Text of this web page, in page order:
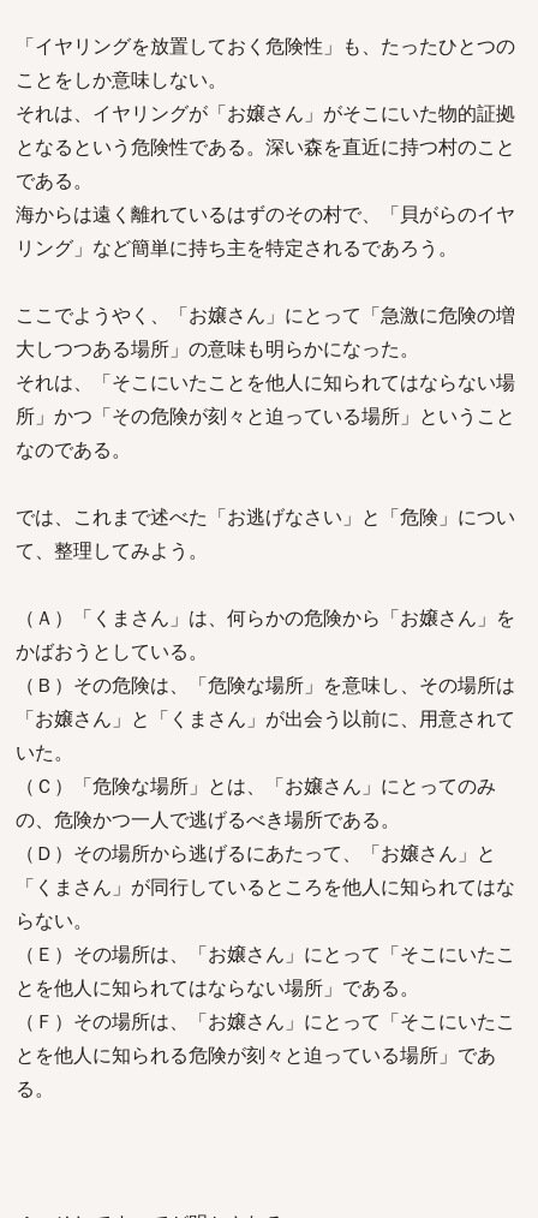
「イヤリングを放置しておく危険性」も、たったひとつの
ことをしか意味しない。
それは、イヤリングが「お嬢さん」がそこにいた物的証拠
となるという危険性である。深い森を直近に持つ村のこと
である。
海からは遠く離れているはずのその村で、「貝がらのイヤ
リング」など簡単に持ち主を特定されるであろう。
ここでようやく、「お嬢さん」にとって「急激に危険の増
大しつつある場所」の意味も明らかになった。
それは、「そこにいたことを他人に知られてはならない場
所」かつ「その危険が刻々と迫っている場所」ということ
なのである。
では、これまで述べた「お逃げなさい」と「危険」につい
て、整理してみよう。
（Ａ）「くまさん」は、何らかの危険から「お嬢さん」を
かばおうとしている。
（Ｂ）その危険は、「危険な場所」を意味し、その場所は
「お嬢さん」と「くまさん」が出会う以前に、用意されて
いた。
（Ｃ）「危険な場所」とは、「お嬢さん」にとってのみ
の、危険かつ一人で逃げるべき場所である。
（Ｄ）その場所から逃げるにあたって、「お嬢さん」と
「くまさん」が同行しているところを他人に知られてはな
らない。
（Ｅ）その場所は、「お嬢さん」にとって「そこにいたこ
とを他人に知られてはならない場所」である。
（Ｆ）その場所は、「お嬢さん」にとって「そこにいたこ
とを他人に知られる危険が刻々と迫っている場所」であ
る。